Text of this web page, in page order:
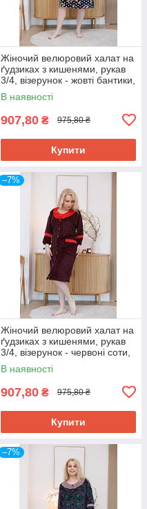
Жіночий велюровий халат на
ґудзиках з кишенями, рукав
3/4, візерунок - жовті бантики,
батальні розміри (46-62) 52
В наявності
907,80 ₴ 975,80 ₴
Купити
–7%
Жіночий велюровий халат на
ґудзиках з кишенями, рукав
3/4, візерунок - червоні соти,
батальні розміри (46-62) 60
В наявності
907,80 ₴ 975,80 ₴
Купити
–7%